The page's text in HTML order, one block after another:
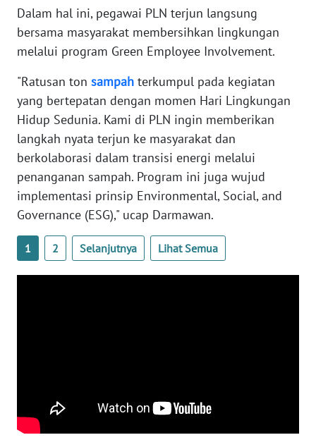
Dalam hal ini, pegawai PLN terjun langsung
bersama masyarakat membersihkan lingkungan
melalui program Green Employee Involvement.
"Ratusan ton sampah terkumpul pada kegiatan
yang bertepatan dengan momen Hari Lingkungan
Hidup Sedunia. Kami di PLN ingin memberikan
langkah nyata terjun ke masyarakat dan
berkolaborasi dalam transisi energi melalui
penanganan sampah. Program ini juga wujud
implementasi prinsip Environmental, Social, and
Governance (ESG)," ucap Darmawan.
1 2 Selanjutnya Lihat Semua
WN
JAMBI
WN
SULTRA
WN
NTB
WN
SULTENG
WN
SULBAR
SUMSEL